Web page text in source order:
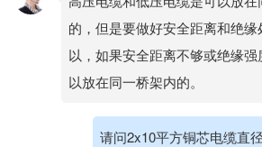
的，但是要做好安全距离和绝缘
以，如果安全距离不够或绝缘
以放在同一桥架内的。
请问2x10平方铜芯电缆直